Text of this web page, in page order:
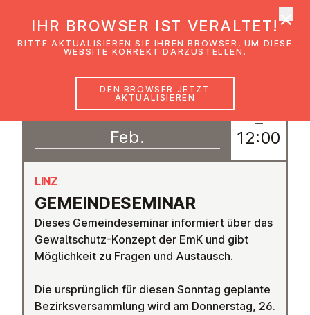
GE­MEIN­DE­SE­MI­NAR
LINZ
Dieses Gemeindeseminar informiert über das
Gewaltschutz-Konzept der EmK und gibt
Möglichkeit zu Fragen und Austausch.
Die ursprünglich für diesen Sonntag geplante
Bezirksversammlung wird am Donnerstag, 26.
15
Feb.
–
12:00
IHR BROWSER IST VERALTET!
BITTE AKTUALISIEREN SIE IHREN BROWSER, UM DIESE
WEBSITE KORREKT DARZUSTELLEN.
DEN BROWSER JETZT
AKTUALISIEREN
×